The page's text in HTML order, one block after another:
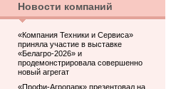
Новости компаний
«Компания Техники и Сервиса»
приняла участие в выставке
«Белагро-2026» и
продемонстрировала совершенно
новый агрегат
«Профи-Агропарк» презентовал на